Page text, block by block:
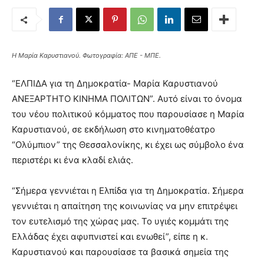
Η Μαρία Καρυστιανού. Φωτογραφία: ΑΠΕ - ΜΠΕ.
“ΕΛΠΙΔΑ για τη Δημοκρατία- Μαρία Καρυστιανού
ΑΝΕΞΑΡΤΗΤΟ ΚΙΝΗΜΑ ΠΟΛΙΤΩΝ”. Αυτό είναι το όνομα
του νέου πολιτικού κόμματος που παρουσίασε η Μαρία
Καρυστιανού, σε εκδήλωση στο κινηματοθέατρο
“Ολύμπιον” της Θεσσαλονίκης, κι έχει ως σύμβολο ένα
περιστέρι κι ένα κλαδί ελιάς.
“Σήμερα γεννιέται η Ελπίδα για τη Δημοκρατία. Σήμερα
γεννιέται η απαίτηση της κοινωνίας να μην επιτρέψει
τον ευτελισμό της χώρας μας. Το υγιές κομμάτι της
Ελλάδας έχει αφυπνιστεί και ενωθεί”, είπε η κ.
Καρυστιανού και παρουσίασε τα βασικά σημεία της